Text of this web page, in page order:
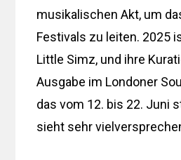
musikalischen Akt, um
Festivals zu leiten. 2025
Little Simz, und ihre
Ausgabe im Londoner
das vom 12. bis 22. Juni
sieht sehr